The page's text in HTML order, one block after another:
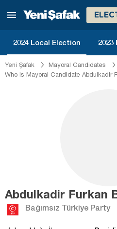
2024 Local Election 2023
Yeni Şafak
Mayoral Candidates
Who is Mayoral Candidate Abdulkadir
Abdulkadir Furkan
Bağımsız Türkiye Party